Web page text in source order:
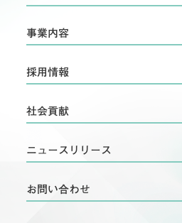
事業内容
採用情報
社会貢献
ニュースリリース
お問い合わせ